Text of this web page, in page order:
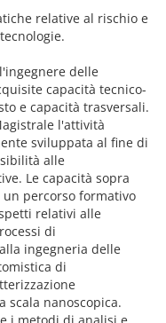
relative al rischio e
delle
capacità tecnico-
e capacità trasversali.
l'attività
sviluppata al fine di
alle
Le capacità sopra
percorso formativo
relativi alle
di
ingegneria delle
di
scala nanoscopica.